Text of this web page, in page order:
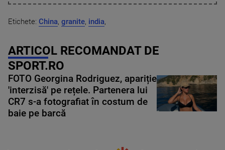
Etichete: China, granite, india,
ARTICOL RECOMANDAT DE
SPORT.RO
FOTO Georgina Rodriguez, apariție
'interzisă' pe rețele. Partenera lui
CR7 s-a fotografiat în costum de
baie pe barcă